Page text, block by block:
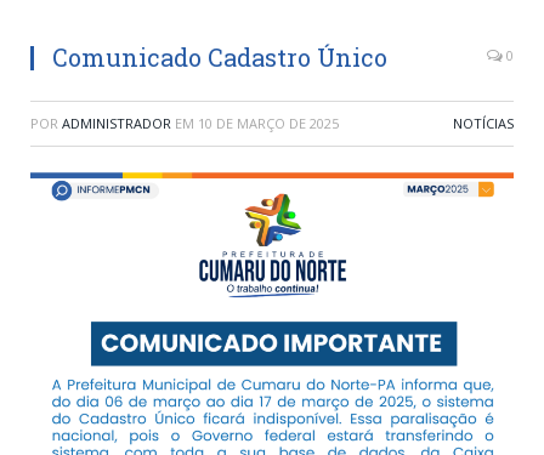
Comunicado Cadastro Único 0
POR ADMINISTRADOR EM 10 DE MARÇO DE 2025 NOTÍCIAS